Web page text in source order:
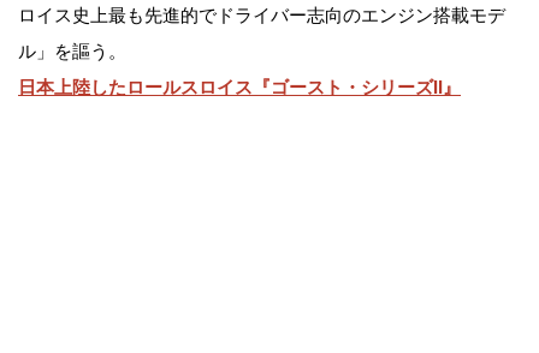
ロイス史上最も先進的でドライバー志向のエンジン搭載モデ
ル」を謳う。
日本上陸したロールスロイス『ゴースト・シリーズII』